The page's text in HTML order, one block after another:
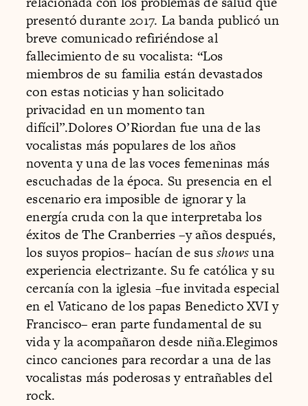
presentó durante 2017. La banda publicó un
breve comunicado refiriéndose al
fallecimiento de su vocalista: “Los
miembros de su familia están devastados
con estas noticias y han solicitado
privacidad en un momento tan
difícil”.Dolores O’Riordan fue una de las
vocalistas más populares de los años
noventa y una de las voces femeninas más
escuchadas de la época. Su presencia en el
escenario era imposible de ignorar y la
energía cruda con la que interpretaba los
éxitos de The Cranberries –y años después,
los suyos propios– hacían de susshowsuna
experiencia electrizante. Su fe católica y su
cercanía con la iglesia –fue invitada especial
en el Vaticano de los papas Benedicto XVI y
Francisco– eran parte fundamental de su
vida y la acompañaron desde niña.Elegimos
cinco canciones para recordar a una de las
vocalistas más poderosas y entrañables del
rock.